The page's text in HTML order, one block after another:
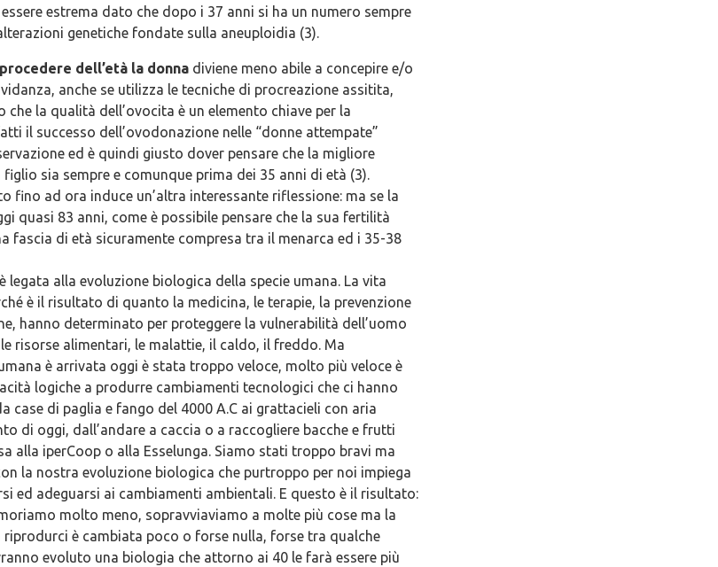
estrema dato che dopo i 37 anni si ha un numero sempre
genetiche fondate sulla aneuploidia (3).
dell’età la donna diviene meno abile a concepire e/o
anche se utilizza le tecniche di procreazione assitita,
la qualità dell’ovocita è un elemento chiave per la
il successo dell’ovodonazione nelle “donne attempate”
ed è quindi giusto dover pensare che la migliore
sia sempre e comunque prima dei 35 anni di età (3).
fino ad ora induce un’altra interessante riflessione: ma se la
quasi 83 anni, come è possibile pensare che la sua fertilità
fascia di età sicuramente compresa tra il menarca ed i 35-38
legata alla evoluzione biologica della specie umana. La vita
è il risultato di quanto la medicina, le terapie, la prevenzione
hanno determinato per proteggere la vulnerabilità dell’uomo
risorse alimentari, le malattie, il caldo, il freddo. Ma
è arrivata oggi è stata troppo veloce, molto più veloce è
logiche a produrre cambiamenti tecnologici che ci hanno
case di paglia e fango del 4000 A.C ai grattacieli con aria
di oggi, dall’andare a caccia o a raccogliere bacche e frutti
alla iperCoop o alla Esselunga. Siamo stati troppo bravi ma
la nostra evoluzione biologica che purtroppo per noi impiega
ed adeguarsi ai cambiamenti ambientali. E questo è il risultato:
molto meno, sopravviaviamo a molte più cose ma la
è cambiata poco o forse nulla, forse tra qualche
evoluto una biologia che attorno ai 40 le farà essere più